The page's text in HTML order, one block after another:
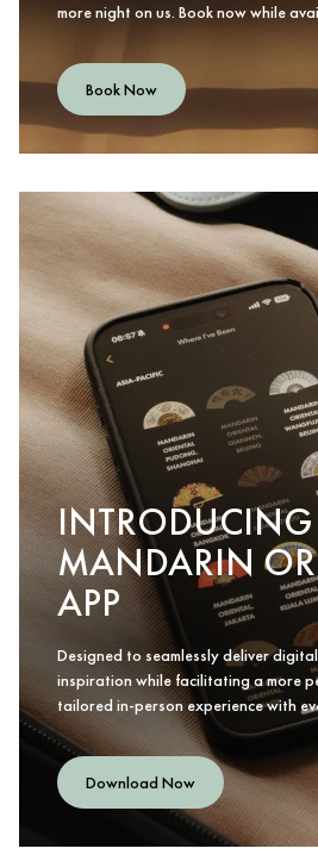
more night on us. Book now while
Book Now
INTRODUCING
MANDARIN
APP
Designed to seamlessly deliver
inspiration while facilitating a more
tailored in-person experience with
Download Now